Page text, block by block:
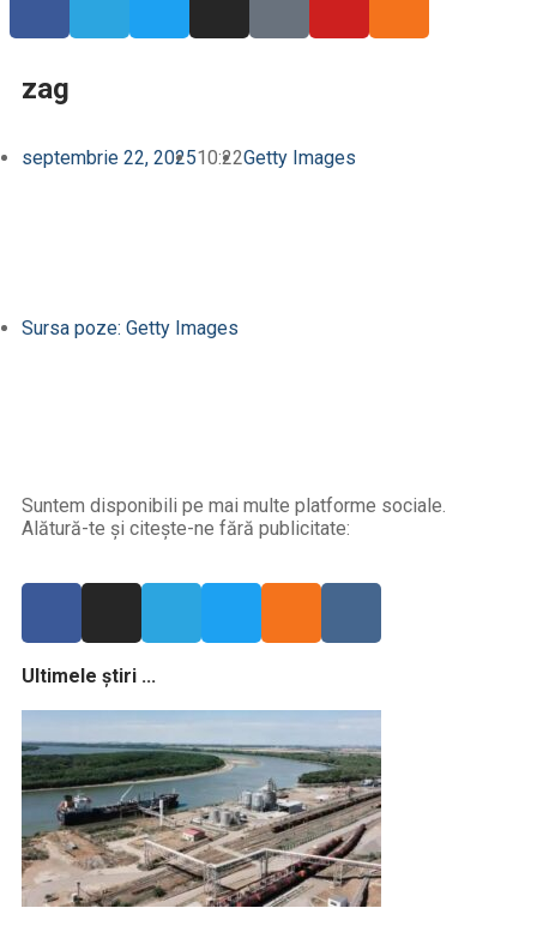
zag
septembrie 22, 202510:22Getty Images
Sursa poze: Getty Images
Suntem disponibili pe mai multe platforme sociale.
Alătură-te și citește-ne fără publicitate:
Ultimele știri ...